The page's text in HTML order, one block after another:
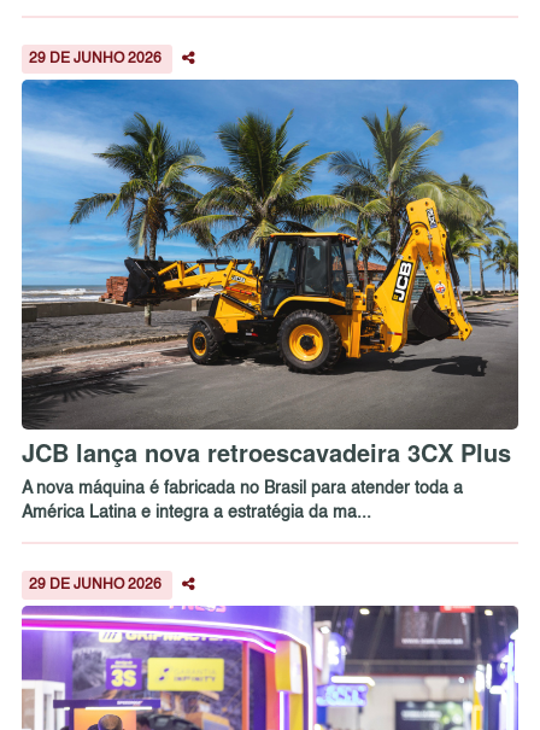
29 DE JUNHO 2026
JCB lança nova retroescavadeira 3CX Plus
A nova máquina é fabricada no Brasil para atender toda a
América Latina e integra a estratégia da ma...
29 DE JUNHO 2026